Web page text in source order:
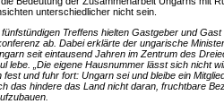
unterschiedlicher nicht sein.
Treffens hielten Gastgeber und Gast
ab. Dabei erklärte der ungarische
seit eintausend Jahren im Zentrum des
lebe. „Die eigene Hausnummer lässt sich nicht
fest und fuhr fort: Ungarn sei und bleibe ein
das hindere das Land nicht daran, fruchtbare